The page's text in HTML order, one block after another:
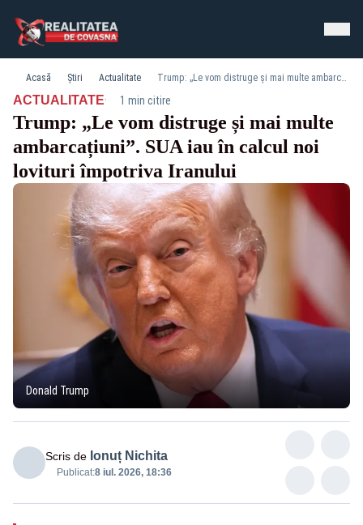
Acasă Știri Actualitate Trump: „Le vom distruge și mai multe ambarcațiuni”. SUA iau în calcul noi lovituri împotriva Iranului
ACTUALITATE· 1 min citire
Trump: „Le vom distruge și mai multe
ambarcațiuni”. SUA iau în calcul noi
lovituri împotriva Iranului
Donald Trump
Scris de Ionuț Nichita
Publicat:8 iul. 2026, 18:36